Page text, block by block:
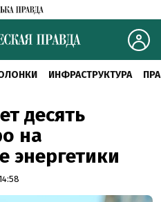
ИНФРАСТРУКТУРА
десять
на
энергетики